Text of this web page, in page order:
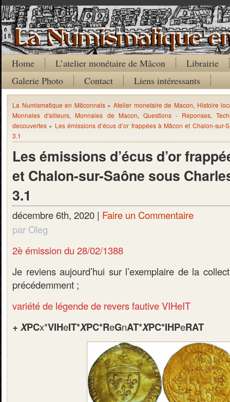
Home L’atelier monétaire de Mâcon
Librairie
Galerie Photo
Contact Liens intéressants
La Numismatique en Mâconnais»Atelier monetaire de Macon, Histoire
Monnaies d'ailleurs, Monnaies de Macon, Questions - Reponses,
decouvertes » Les émissions d’écus d’or frappées à Mâcon et Chalon-
3.1
Les émissions d’écus d’or
et Chalon-sur-Saône sous
3.1
décembre 6th, 2020 | Faire un Commentaire
par Oleg
2è émission du 28/02/1388
Je reviens aujourd’hui sur l’exemplaire de la
précédemment ;
variété de légende de revers fautive VIHeIT
+ XPCx*VIHeIT*XPC*ReGnAT*XPC*IHPeRAT